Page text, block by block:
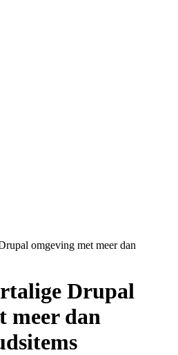
omgeving met meer dan
Drupal
meer dan